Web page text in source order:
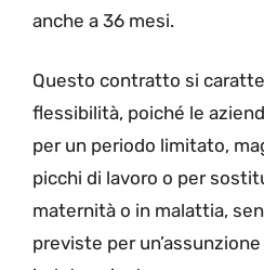
anche a 36 mesi.
Questo contratto si
flessibilità, poiché le
per un periodo limitato,
picchi di lavoro o per
maternità o in malattia,
previste per